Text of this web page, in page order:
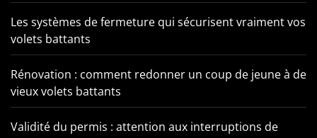
Les systèmes de fermeture qui sécurisent vraiment vos
volets battants
Rénovation : comment redonner un coup de jeune à de
vieux volets battants
Validité du permis : attention aux interruptions de